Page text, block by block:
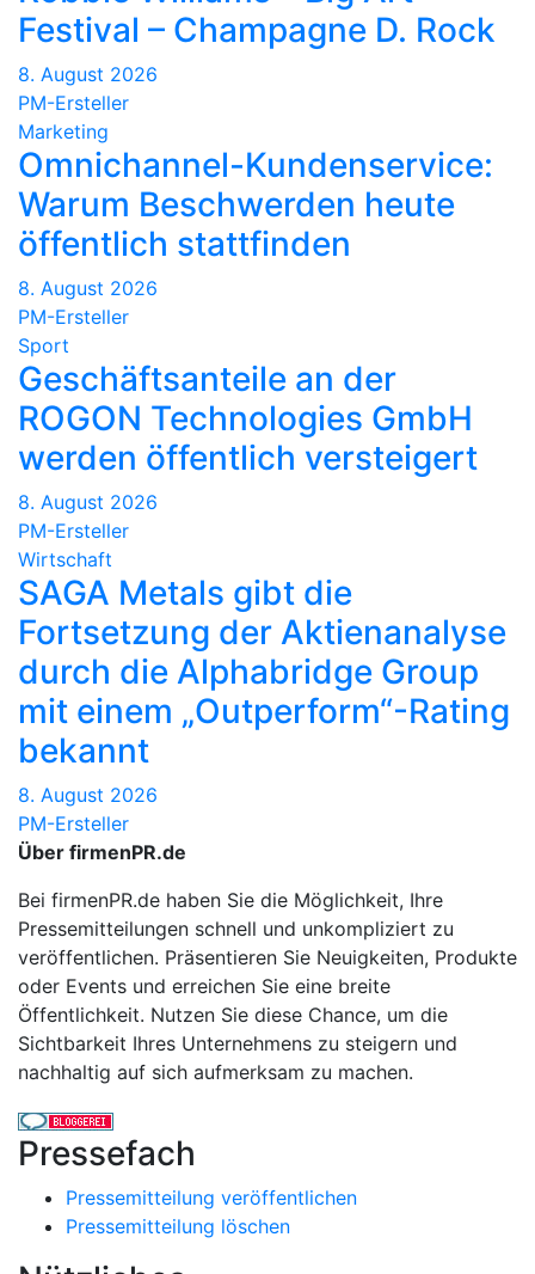
Festival – Champagne D. Rock
8. August 2026
PM-Ersteller
Marketing
Omnichannel-Kundenservice:
Warum Beschwerden heute
öffentlich stattfinden
8. August 2026
PM-Ersteller
Sport
Geschäftsanteile an der
ROGON Technologies GmbH
werden öffentlich versteigert
8. August 2026
PM-Ersteller
Wirtschaft
SAGA Metals gibt die
Fortsetzung der Aktienanalyse
durch die Alphabridge Group
mit einem „Outperform“-Rating
bekannt
8. August 2026
PM-Ersteller
Über firmenPR.de
Bei firmenPR.de haben Sie die Möglichkeit, Ihre
Pressemitteilungen schnell und unkompliziert zu
veröffentlichen. Präsentieren Sie Neuigkeiten, Produkte
oder Events und erreichen Sie eine breite
Öffentlichkeit. Nutzen Sie diese Chance, um die
Sichtbarkeit Ihres Unternehmens zu steigern und
nachhaltig auf sich aufmerksam zu machen.
Pressefach
Pressemitteilung veröffentlichen
Pressemitteilung löschen